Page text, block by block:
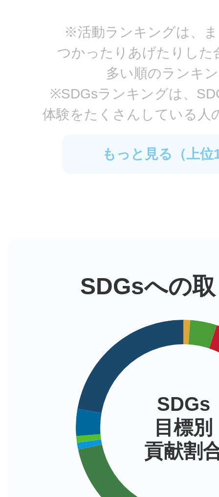
給水スポットで鎌倉体育館の
りがとうございます！を体験
回答してくれてありがとうを
楽毅
みんなのお祈り処で岳飛のお
岳飛
※活動ランキングは、
つかったりあげたりした
多い順のランキ
※SDGsランキングは、
体験をたくさんしている人
もっと見る（上位
SDGsへの
SDGs
目標別
貢献割